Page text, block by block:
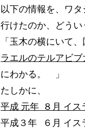
以下の情報を、ワ
行けたのか、どうい
「玉木の横にいて
ラエルのテルアビブ
にわかる。 」
たしかに、
平成 元年 ８月 イ
平成３年 ６月 イ